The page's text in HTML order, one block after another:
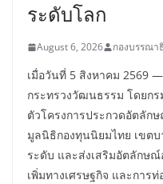
ระดับโลก
August 6, 2026 กองบรรณา
เมื่อวันที่ 5 สิงหาคม 2569
กระทรวงวัฒนธรรม โดยก
ตัวโครงการประกวดอัตลัก
มูลนิธิกองทุนนิยมไทย เขตบ
ระดับ และส่งเสริมอัตลักษ
เพิ่มทางเศรษฐกิจ และการ